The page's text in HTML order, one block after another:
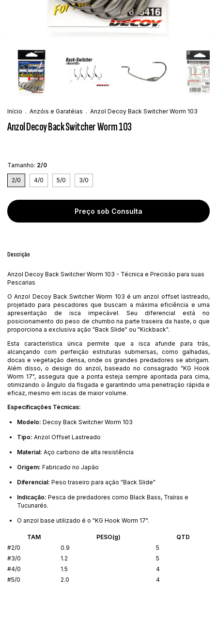
Início . Anzóis e Garatéias . Anzol Decoy Back Switcher Worm 103
Anzol Decoy Back Switcher Worm 103
Tamanho: 2/0
2/0 4/0 5/0 3/0
Descrição
Anzol Decoy Back Switcher Worm 103 - Técnica e Precisão para suas
Pescarias
O Anzol Decoy Back Switcher Worm 103 é um anzol offset lastreado,
projetado para pescadores que buscam a máxima eficiência e uma
apresentação de isca impecável. Seu diferencial está no
posicionamento do peso de chumbo na parte traseira da haste, o que
proporciona a exclusiva ação "Back Slide" ou "Kickback".
Esta característica única permite que a isca afunde para trás,
alcançando com perfeição estruturas submersas, como galhadas,
docas e vegetação densa, onde os grandes predadores se abrigam.
Além disso, o design do anzol, baseado no consagrado "KG Hook
Worm 17", assegura que a ponta esteja sempre apontada para cima,
otimizando o ângulo da fisgada e garantindo uma penetração rápida e
eficaz, mesmo em iscas de maior volume.
Especificações Técnicas:
Modelo: Decoy Back Switcher Worm 103
Tipo: Anzol Offset Lastreado
Material: Aço carbono de alta resistência
Origem: Fabricado no Japão
Diferencial: Peso traseiro para ação "Back Slide"
Indicação: Pesca de predadores como Black Bass, Traíras e
Tucunarés.
O anzol base utilizado é o "KG Hook Worm 17".
TAM PESO(g)
QTD
#2/0
0.9
5
#3/0
1.2
5
#4/0
1.5
4
#5/0
2.0 4